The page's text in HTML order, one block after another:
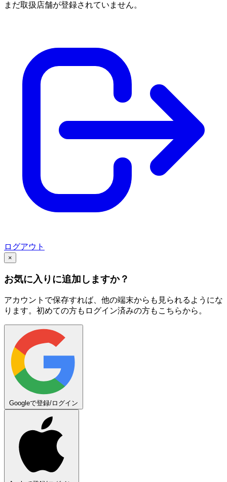
まだ取扱店舗が登録されていません。
ログアウト
×
お気に入りに追加しますか？
アカウントで保存すれば、他の端末からも見られるようにな
ります。初めての方もログイン済みの方もこちらから。
Googleで登録/ログイン